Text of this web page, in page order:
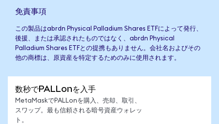
免責事項
この製品はabrdn Physical Palladium Shares ETFによって発行、
後援、または承認されたものではなく、abrdn Physical
Palladium Shares ETFとの提携もありません。会社名およびその
他の商標は、原資産を特定するためのみに使用されます。
数秒でPALLonを入手
MetaMaskでPALLonを購入、売却、取引、
スワップ。最も信頼される暗号資産ウォレッ
ト。